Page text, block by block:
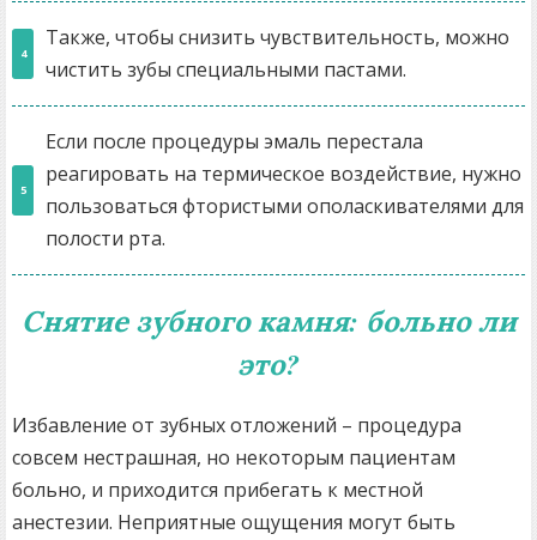
Также, чтобы снизить чувствительность, можно
чистить зубы специальными пастами.
Если после процедуры эмаль перестала
реагировать на термическое воздействие, нужно
пользоваться фтористыми ополаскивателями для
полости рта.
Снятие зубного камня: больно ли
это?
Избавление от зубных отложений – процедура
совсем нестрашная, но некоторым пациентам
больно, и приходится прибегать к местной
анестезии. Неприятные ощущения могут быть